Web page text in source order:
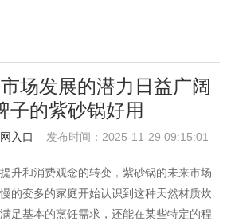
场发展的潜力日益广阔
子的紫砂锅好用
入口 发布时间：2025-11-29 09:15:01
和消费观念的转变，紫砂锅的未来市场
的变多的家庭开始认识到这种天然材质炊
足基本的烹饪需求，还能在某些特定的程